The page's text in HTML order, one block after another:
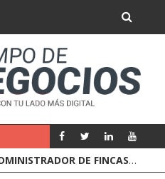
CUÁNTO COBRA UN ADMINISTRADOR DE FINCAS Y QUÉ INCLUYE EL PRECIO